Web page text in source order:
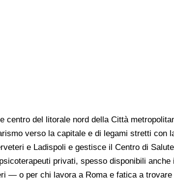
centro del litorale nord della Città
verso la capitale e di legami stretti con
e Ladispoli e gestisce il Centro di
privati, spesso disponibili
o per chi lavora a Roma e fatica a